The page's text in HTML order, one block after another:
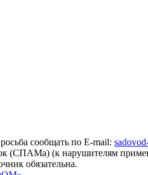
сообщать по E-mail:
(СПАМа) (к нарушителям
обязательна.